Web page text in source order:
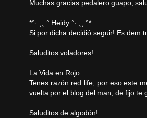
Muchas gracias pedalero guapo,
*°·.¸¸.° Heidy °·.¸¸.°*:
Si por dicha decidió seguir! Es dem
Saluditos voladores!
La Vida en Rojo:
Tenes razón red life, por eso este
vuelta por el blog del man, de fijo te
Saluditos de algodón!